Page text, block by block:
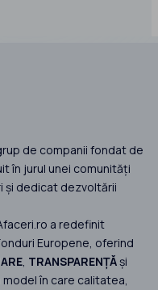
de companii fondat de
în jurul unei comunități
și dedicat dezvoltării
a redefinit
Europene, oferind
, TRANSPARENȚĂși
model în care calitatea,